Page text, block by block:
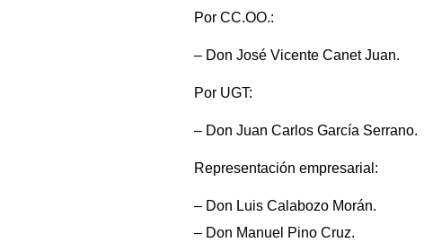
Por CC.OO.:
– Don José Vicente Canet Juan.
Por UGT:
– Don Juan Carlos García Serrano.
Representación empresarial:
– Don Luis Calabozo Morán.
– Don Manuel Pino Cruz.